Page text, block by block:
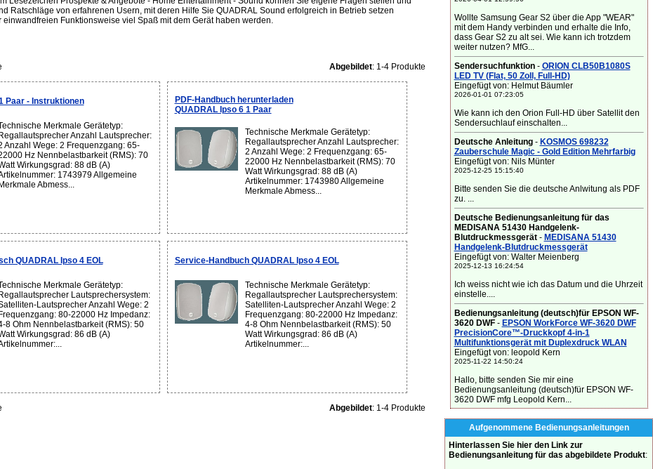
Ratschläge von erfahrenen Usern, mit deren Hilfe Sie QUADRAL Sound erfolgreich in Betrieb setzen
einwandfreien Funktionsweise viel Spaß mit dem Gerät haben werden.
Abgebildet: 1-4 Produkte
Paar - Instruktionen
Merkmale Gerätetyp:
Regallautsprecher Anzahl Lautsprecher:
Anzahl Wege: 2 Frequenzgang: 65-
Hz Nennbelastbarkeit (RMS): 70
Wirkungsgrad: 88 dB (A)
1743979 Allgemeine
Merkmale Abmess...
PDF-Handbuch herunterladen
QUADRAL Ipso 6 1 Paar
Technische Merkmale Gerätetyp:
Regallautsprecher Anzahl Lautsprecher:
2 Anzahl Wege: 2 Frequenzgang: 65-
22000 Hz Nennbelastbarkeit (RMS): 70
Watt Wirkungsgrad: 88 dB (A)
Artikelnummer: 1743980 Allgemeine
Merkmale Abmess...
QUADRAL Ipso 4 EOL
Merkmale Gerätetyp:
Regallautsprecher Lautsprechersystem:
Lautsprecher Anzahl Wege: 2
Frequenzgang: 80-22000 Hz Impedanz:
8 Ohm Nennbelastbarkeit (RMS): 50
Wirkungsgrad: 86 dB (A)
Service-Handbuch QUADRAL Ipso 4 EOL
Technische Merkmale Gerätetyp:
Regallautsprecher Lautsprechersystem:
Satelliten-Lautsprecher Anzahl Wege: 2
Frequenzgang: 80-22000 Hz Impedanz:
4-8 Ohm Nennbelastbarkeit (RMS): 50
Watt Wirkungsgrad: 86 dB (A)
Artikelnummer:...
Abgebildet: 1-4 Produkte
Wollte Samsung Gear S2 über die App "WEAR"
mit dem Handy verbinden und erhalte die Info,
dass Gear S2 zu alt sei. Wie kann ich trotzdem
weiter nutzen? MfG...
Sendersuchfunktion- ORION CLB50B1080S
LED TV (Flat, 50 Zoll, Full-HD)
Eingefügt von: Helmut Bäumler
2026-01-01 07:23:05
Wie kann ich den Orion Full-HD über Satellit den
Sendersuchlauf einschalten...
Deutsche Anleitung- KOSMOS 698232
Zauberschule Magic - Gold Edition Mehrfarbig
Eingefügt von: Nils Münter
2025-12-25 15:15:40
Bitte senden Sie die deutsche Anlwitung als PDF
zu. ...
Deutsche Bedienungsanleitung für das
MEDISANA 51430 Handgelenk-
Blutdruckmessgerät- MEDISANA 51430
Handgelenk-Blutdruckmessgerät
Eingefügt von: Walter Meienberg
2025-12-13 16:24:54
Ich weiss nicht wie ich das Datum und die Uhrzeit
einstelle....
Bedienungsanleitung (deutsch)für EPSON WF-
3620 DWF- EPSON WorkForce WF-3620 DWF
PrecisionCore™-Druckkopf 4-in-1
Multifunktionsgerät mit Duplexdruck WLAN
Eingefügt von: leopold Kern
2025-11-22 14:50:24
Hallo, bitte senden Sie mir eine
Bedienungsanleitung (deutsch)für EPSON WF-
3620 DWF mfg Leopold Kern...
Aufgenommene Bedienungsanleitungen
Hinterlassen Sie hier den Link zur
Bedienungsanleitung für das abgebildete Produkt: